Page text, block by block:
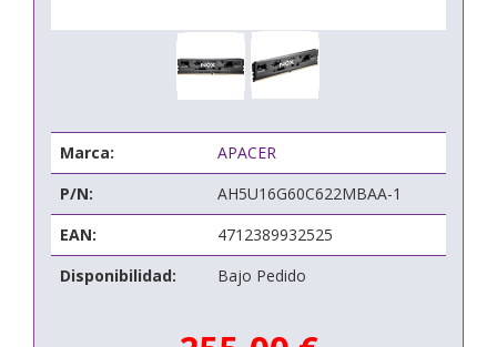
Marca:
APACER
P/N:
AH5U16G60C622MBAA-1
EAN:
4712389932525
Disponibilidad:
Bajo Pedido